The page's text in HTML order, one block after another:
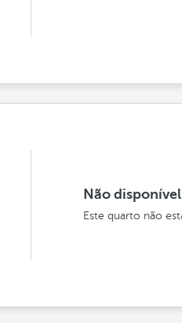
Não
Este quarto não